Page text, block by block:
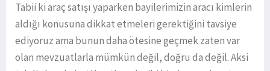
Tabii ki araç satışı yaparken bayilerimizin aracı kimlerin
aldığı konusuna dikkat etmeleri gerektiğini tavsiye
ediyoruz ama bunun daha ötesine geçmek zaten var
olan mevzuatlarla mümkün değil, doğru da değil. Aksi